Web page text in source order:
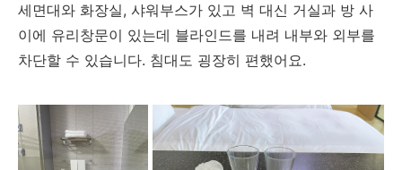
세면대와 화장실, 샤워부스가 있고 벽 대신 거실과 방 사
이에 유리창문이 있는데 블라인드를 내려 내부와 외부를
차단할 수 있습니다. 침대도 굉장히 편했어요.